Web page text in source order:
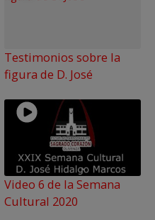
Testimonios sobre la
figura de D. José
Video 6 de la Semana
Cultural 2020